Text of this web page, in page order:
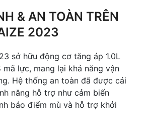
& AN TOÀN TRÊN
2023
sở hữu động cơ tăng áp 1.0L
lực, mang lại khả năng vận
Hệ thống an toàn đã được cải
năng hỗ trợ như cảm biến
báo điểm mù và hỗ trợ khởi